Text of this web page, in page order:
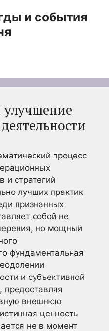
и события
процесс
и стратегий
лучших практик
признанных
собой не
но мощный
фундаментальная
и субъективной
предоставляя
внешнюю
ценность
не в момент